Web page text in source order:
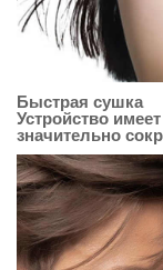
Быстрая сушка
Устройство
значительно